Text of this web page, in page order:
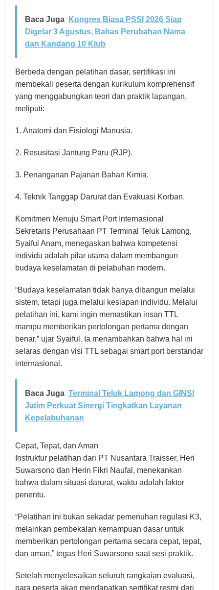
Baca Juga
Kongres Biasa PSSI 2026 Siap
Digelar 3 Agustus, Bahas Perubahan Nama
dan Kandang 10 Klub
Berbeda dengan pelatihan dasar, sertifikasi ini
membekali peserta dengan kurikulum komprehensif
yang menggabungkan teori dan praktik lapangan,
meliputi:
1. Anatomi dan Fisiologi Manusia.
2. Resusitasi Jantung Paru (RJP).
3. Penanganan Pajanan Bahan Kimia.
4. Teknik Tanggap Darurat dan Evakuasi Korban.
Komitmen Menuju Smart Port Internasional
Sekretaris Perusahaan PT Terminal Teluk Lamong,
Syaiful Anam, menegaskan bahwa kompetensi
individu adalah pilar utama dalam membangun
budaya keselamatan di pelabuhan modern.
“Budaya keselamatan tidak hanya dibangun melalui
sistem, tetapi juga melalui kesiapan individu. Melalui
pelatihan ini, kami ingin memastikan insan TTL
mampu memberikan pertolongan pertama dengan
benar,” ujar Syaiful. Ia menambahkan bahwa hal ini
selaras dengan visi TTL sebagai smart port berstandar
internasional.
Baca Juga Terminal Teluk Lamong dan GINSI
Jatim Perkuat Sinergi Tingkatkan Layanan
Kepelabuhanan
Cepat, Tepat, dan Aman
Instruktur pelatihan dari PT Nusantara Traisser, Heri
Suwarsono dan Herin Fikri Naufal, menekankan
bahwa dalam situasi darurat, waktu adalah faktor
penentu.
“Pelatihan ini bukan sekadar pemenuhan regulasi K3,
melainkan pembekalan kemampuan dasar untuk
memberikan pertolongan pertama secara cepat, tepat,
dan aman,” tegas Heri Suwarsono saat sesi praktik.
Setelah menyelesaikan seluruh rangkaian evaluasi,
para peserta akan mendapatkan sertifikat resmi dari